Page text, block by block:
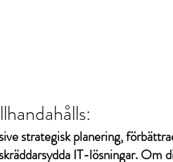
strategisk planering,
IT-lösningar. Om